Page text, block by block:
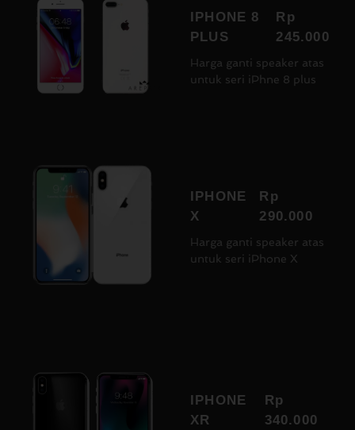
IPHONE 8
PLUS
Rp
245.000
Harga ganti speaker atas
untuk seri iPhne 8 plus
IPHONE
X
Rp
290.000
Harga ganti speaker atas
untuk seri iPhone X
IPHONE
XR
Rp
340.000